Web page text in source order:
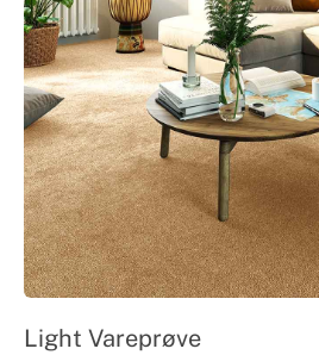
Light Vareprøve